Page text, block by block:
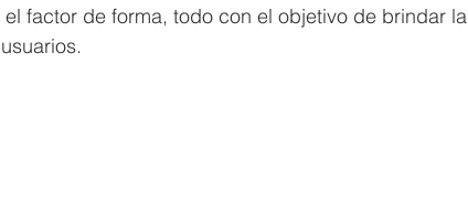
factor de forma, todo con el objetivo de brindar la